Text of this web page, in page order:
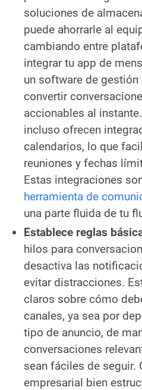
soluciones de
puede ahorrarle al
cambiando entre
integrar tu app de
un software de
convertir
accionables al
incluso ofrecen
calendarios, lo que
reuniones y fechas
Estas integraciones
herramienta de
una parte fluida de tu
Establece reglas
hilos para
desactiva las
evitar distracciones.
claros sobre cómo
canales, ya sea por
tipo de anuncio, de
conversaciones
sean fáciles de seguir.
empresarial bien